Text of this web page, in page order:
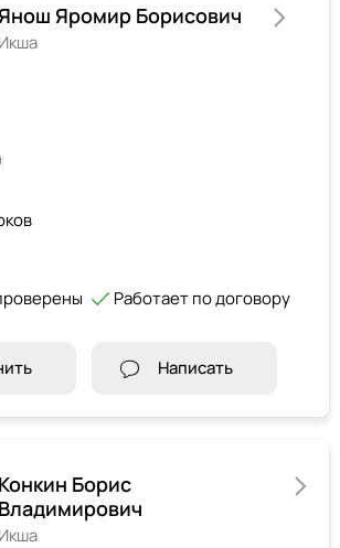
Янош Яромир Борисович
Икша
Работает по договору
Написать
Конкин Борис
Владимирович
Икша